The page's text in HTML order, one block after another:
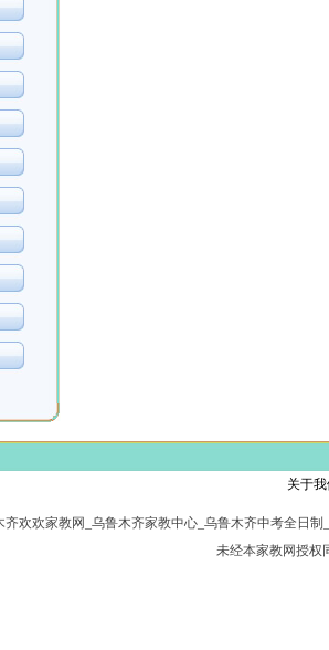
关于
齐欢欢家教网_乌鲁木齐家教中心_乌鲁木齐中考全日
未经本家教网授权